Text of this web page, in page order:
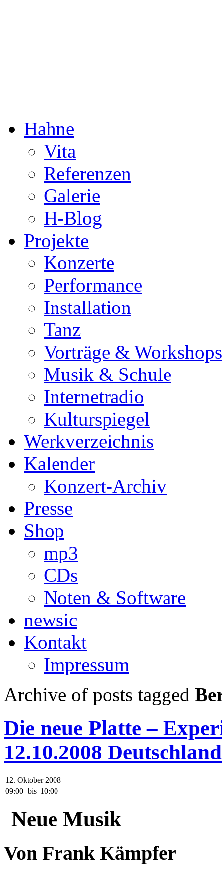
Hahne
Vita
Referenzen
Galerie
H-Blog
Projekte
Konzerte
Performance
Installation
Tanz
Vorträge & Workshops
Musik & Schule
Internetradio
Kulturspiegel
Werkverzeichnis
Kalender
Konzert-Archiv
Presse
Shop
mp3
CDs
Noten & Software
newsic
Kontakt
Impressum
Archive of posts tagged
Die neue Platte –
12.10.2008
12. Oktober 2008
09:00 bis 10:00
Neue Musik
Von Frank Kämpfer